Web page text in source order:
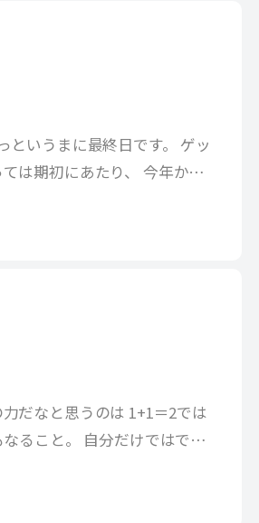
というまに最終日です。 ゲッ
は期初にあたり、 今年から
な目標もあるため
だなと思うのは 1+1＝2では
ること。 自分だけではでき
ムで協力して